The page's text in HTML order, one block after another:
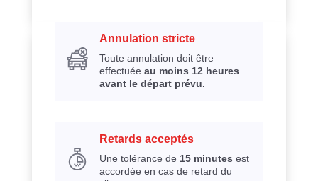
Annulation stricte
Toute annulation doit être
effectuée au moins 12 heures
avant le départ prévu.
Retards acceptés
Une tolérance de 15 minutes est
accordée en cas de retard du